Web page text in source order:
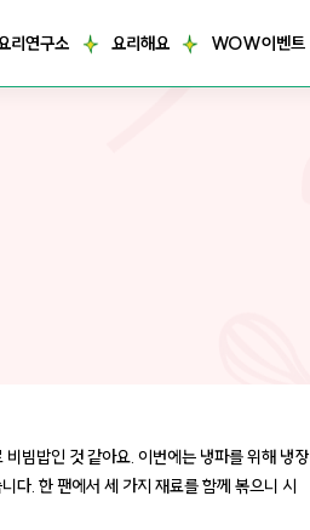
리연구소 요리해요 WOW이벤트
빔밥인 것 같아요. 이번에는 냉파를 위해 냉장
다. 한 팬에서 세 가지 재료를 함께 볶으니 시